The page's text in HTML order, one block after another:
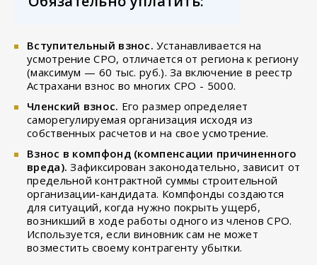
Вступительный взнос. Устанавливается на
усмотрение СРО, отличается от региона к региону
(максимум — 60 тыс. руб.). За включение в реестр
Астрахани взнос во многих СРО - 5000.
Членский взнос. Его размер определяет
саморегулируемая организация исходя из
собственных расчетов и на свое усмотрение.
Взнос в компфонд (компенсации причиненного
вреда). Зафиксирован законодательно, зависит от
предельной контрактной суммы строительной
организации-кандидата. Компфонды создаются
для ситуаций, когда нужно покрыть ущерб,
возникший в ходе работы одного из членов СРО.
Используется, если виновник сам не может
возместить своему контрагенту убытки.